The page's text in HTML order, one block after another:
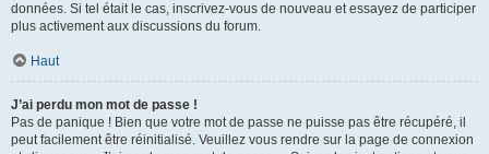
données. Si tel était le cas, inscrivez-vous de nouveau et essayez de participer
plus activement aux discussions du forum.
Haut
J’ai perdu mon mot de passe !
Pas de panique ! Bien que votre mot de passe ne puisse pas être récupéré, il
peut facilement être réinitialisé. Veuillez vous rendre sur la page de connexion